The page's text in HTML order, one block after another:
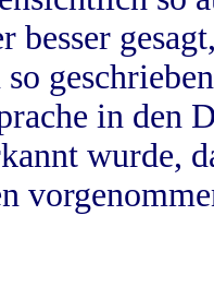
besser
so
in
wurde,